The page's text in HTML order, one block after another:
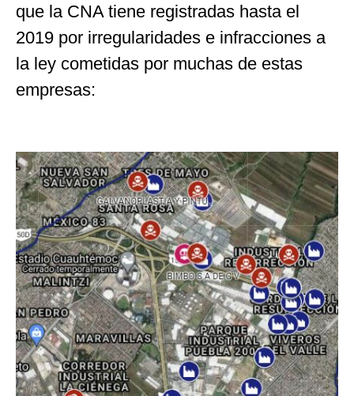
que la CNA tiene registradas hasta el
2019 por irregularidades e infracciones a
la ley cometidas por muchas de estas
empresas: